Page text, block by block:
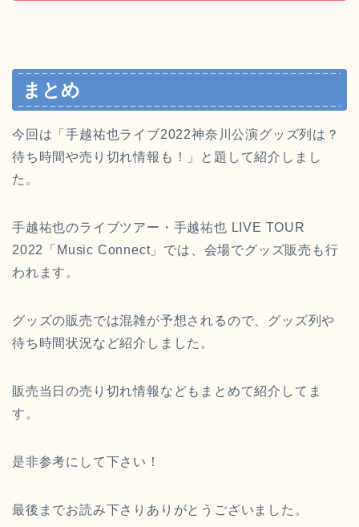
まとめ
今回は「手越祐也ライブ2022神奈川公演グッズ列は？
待ち時間や売り切れ情報も！」と題して紹介しまし
た。
手越祐也のライブツアー・手越祐也 LIVE TOUR
2022「Music Connect」では、会場でグッズ販売も行
われます。
グッズの販売では混雑が予想されるので、グッズ列や
待ち時間状況など紹介しました。
販売当日の売り切れ情報などもまとめて紹介してま
す。
是非参考にして下さい！
最後までお読み下さりありがとうございました。